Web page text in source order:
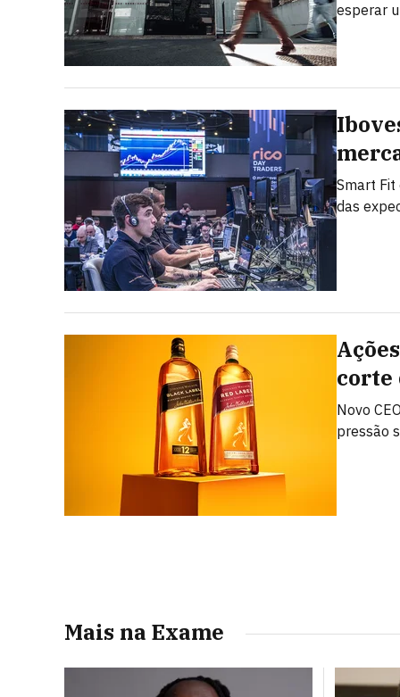
esperar
Smart Fit
das
corte
Novo
pressão
Mais na Exame